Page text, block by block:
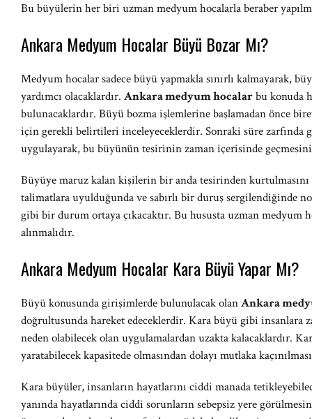
Bu büyülerin her biri uzman medyum hocalarla beraber
Ankara Medyum Hocalar Büyü Bozar Mı?
Medyum hocalar sadece büyü yapmakla sınırlı kalmayarak,
yardımcı olacaklardır. Ankara medyum hocalarbu konuda
bulunacaklardır. Büyü bozma işlemlerine başlamadan önce
için gerekli belirtileri inceleyeceklerdir. Sonraki süre zarfında
uygulayarak, bu büyünün tesirinin zaman içerisinde geçmesini
Büyüye maruz kalan kişilerin bir anda tesirinden
talimatlara uyulduğunda ve sabırlı bir duruş sergilendiğinde
gibi bir durum ortaya çıkacaktır. Bu hususta uzman medyum
alınmalıdır.
Ankara Medyum Hocalar Kara Büyü Yapar Mı?
Büyü konusunda girişimlerde bulunulacak olanAnkara
doğrultusunda hareket edeceklerdir. Kara büyü gibi insanlara
neden olabilecek olan uygulamalardan uzakta kalacaklardır.
yaratabilecek kapasitede olmasından dolayı mutlaka
Kara büyüler, insanların hayatlarını ciddi manada
yanında hayatlarında ciddi sorunların sebepsiz yere